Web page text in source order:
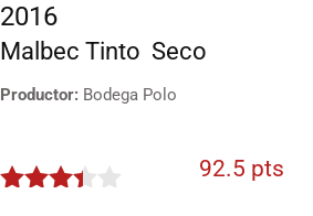
2016
Malbec Tinto Seco
Productor: Bodega Polo
92.5 pts